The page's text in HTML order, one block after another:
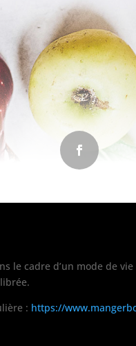
le cadre d’un mode de
: https://